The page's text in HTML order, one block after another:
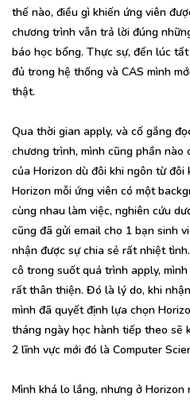
thế nào, điều gì khiến ứng viên
chương trình vẫn trả lời đúng
báo học bổng. Thực sự, đến lúc
đủ trong hệ thống và CAS mình
thật.
Qua thời gian apply, và cố gắng
chương trình, mình cũng phần nào
của Horizon dù đôi khi ngôn từ
Horizon mỗi ứng viên có một
cùng nhau làm việc, nghiên cứu
cũng đã gửi email cho 1 bạn sinh
nhận được sự chia sẻ rất nhiệt
cô trong suốt quá trình apply,
rất thân thiện. Đó là lý do, khi
mình đã quyết định lựa chọn
tháng ngày học hành tiếp theo sẽ
2 lĩnh vực mới đó là Computer
Mình khá lo lắng, nhưng ở